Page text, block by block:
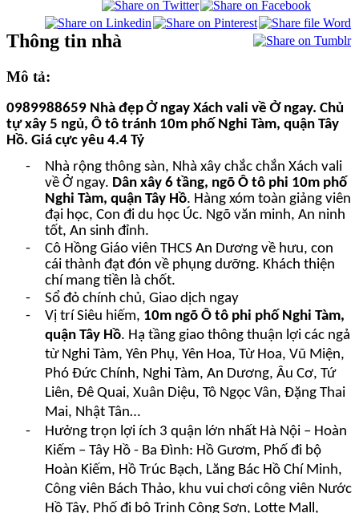
Thông tin nhà
Mô tả:
0989988659 Nhà đẹp Ở ngay Xách vali về Ở ngay. Chủ
tự xây 5 ngủ, Ô tô tránh 10m phố Nghi Tàm, quận Tây
Hồ. Giá cực yêu 4.4 Tỷ
-
Nhà rộng thông sàn, Nhà xây chắc chắn Xách vali
về Ở ngay. Dân xây 6 tầng, ngõ Ô tô phi 10m phố
Nghi Tàm, quận Tây Hồ. Hàng xóm toàn giảng viên
đại học, Con đi du học Úc. Ngõ văn minh, An ninh
tốt, An sinh đỉnh.
-
Cô Hồng Giáo viên THCS An Dương về hưu, con
cái thành đạt đón về phụng dưỡng. Khách thiện
chí mang tiền là chốt.
-
Sổ đỏ chính chủ, Giao dịch ngay
-
Vị trí Siêu hiếm, 10m ngõ Ô tô phi phố Nghi Tàm,
quận Tây Hồ. Hạ tầng giao thông thuận lợi các ngả
từ Nghi Tàm, Yên Phụ, Yên Hoa, Từ Hoa, Vũ Miện,
Phó Đức Chính, Nghi Tàm, An Dương, Âu Cơ, Tứ
Liên, Đê Quai, Xuân Diệu, Tô Ngọc Vân, Đặng Thai
Mai, Nhật Tân…
-
Hưởng trọn lợi ích 3 quận lớn nhất Hà Nội – Hoàn
Kiếm – Tây Hồ - Ba Đình: Hồ Gươm, Phố đi bộ
Hoàn Kiếm, Hồ Trúc Bạch, Lăng Bác Hồ Chí Minh,
Công viên Bách Thảo, khu vui chơi công viên Nước
Hồ Tây, Phố đi bộ Trịnh Công Sơn, Lotte Mall,